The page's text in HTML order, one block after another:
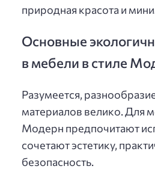
природная красота и
Основные
в мебели в стиле
Разумеется,
материалов велико. Для
Модерн предпочитают
сочетают эстетику,
безопасность.